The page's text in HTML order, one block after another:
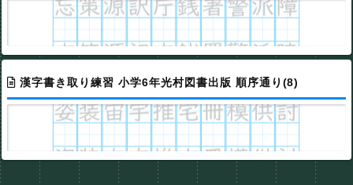
漢字書き取り練習 小学6年光村図書出版 順序通り(8)